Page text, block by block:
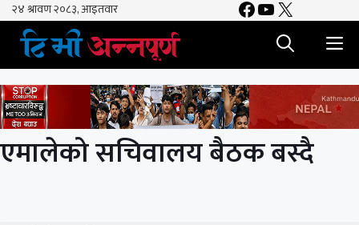
Skip
content
Facebook
YouTube
X
एमालेको सचिवालय बैठक बस्दै